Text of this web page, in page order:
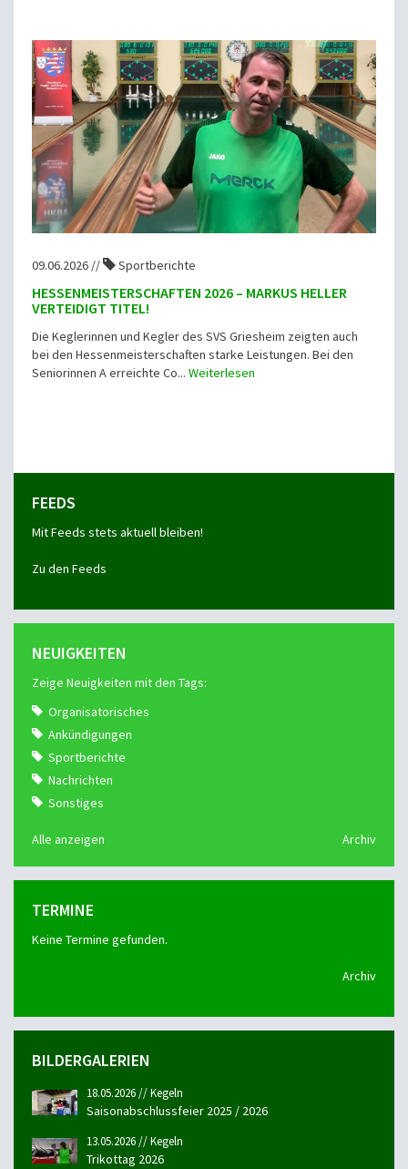
09.06.2026 // Sportberichte
HESSENMEISTERSCHAFTEN 2026 – MARKUS HELLER
VERTEIDIGT TITEL!
Die Keglerinnen und Kegler des SVS Griesheim zeigten auch
bei den Hessenmeisterschaften starke Leistungen. Bei den
Seniorinnen A erreichte Co... Weiterlesen
FEEDS
Mit Feeds stets aktuell bleiben!
Zu den Feeds
NEUIGKEITEN
Zeige Neuigkeiten mit den Tags:
Organisatorisches
Ankündigungen
Sportberichte
Nachrichten
Sonstiges
Alle anzeigen Archiv
TERMINE
Keine Termine gefunden.
Archiv
BILDERGALERIEN
18.05.2026 // Kegeln
Saisonabschlussfeier 2025 / 2026
13.05.2026 // Kegeln
Trikottag 2026